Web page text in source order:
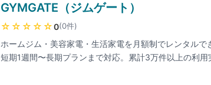
GYMGATE（ジムゲート）
☆☆☆☆☆0(0件)
ホームジム・美容家電・生活家電を月額制でレンタル
短期1週間〜長期プランまで対応。累計3万件以上の利